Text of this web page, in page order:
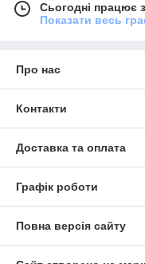
Сьогодні працює
Показати весь
Про нас
Контакти
Доставка та оплата
Графік роботи
Повна версія сайту